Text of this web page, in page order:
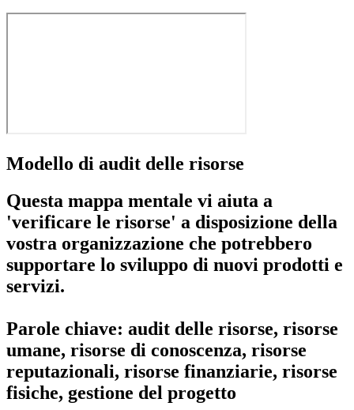
Modello di audit delle risorse
Questa mappa mentale vi aiuta a
'verificare le risorse' a disposizione della
vostra organizzazione che potrebbero
supportare lo sviluppo di nuovi prodotti e
servizi.
Parole chiave: audit delle risorse, risorse
umane, risorse di conoscenza, risorse
reputazionali, risorse finanziarie, risorse
fisiche, gestione del progetto